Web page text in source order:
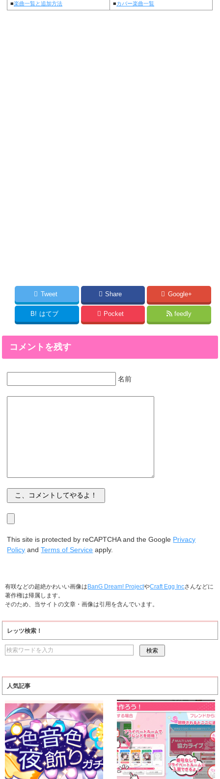
■楽曲一覧と追加方法 ■カバー楽曲一覧
Tweet Share Google+
B! はてブ Pocket feedly
コメントを残す
名前
This site is protected by reCAPTCHA and the Google Privacy
Policy andTerms of Service apply.
有咲などの超絶かわいい画像は BanG Dream! ProjectやCraft Egg Incさんなどに
著作権は帰属します。
そのため、当サイトの文章・画像は引用を含んでいます。
レッツ検索！
人気記事